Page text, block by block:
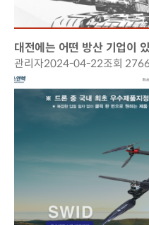
대전에는 어떤 방산 기업이
관리자2024-04-22조회